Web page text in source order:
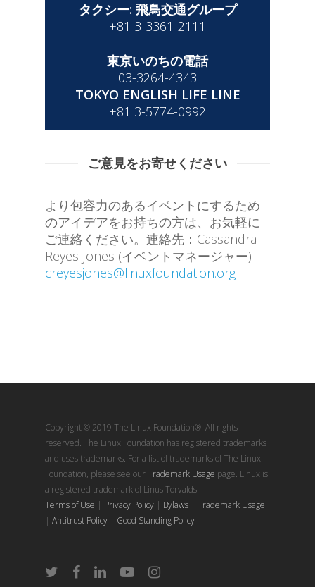
タクシー: 飛鳥交通グループ
+81 3-3361-2111
東京いのちの電話
03-3264-4343
TOKYO ENGLISH LIFE LINE
+81 3-5774-0992
ご意見をお寄せください
より包容力のあるイベントにするため
のアイデアをお持ちの方は、お気軽に
ご連絡ください。連絡先：Cassandra
Reyes Jones (イベントマネージャー)
creyesjones@linuxfoundation.org
Copyright © 2019 The Linux Foundation®. All rights
reserved. The Linux Foundation has registered trademarks
and uses trademarks. For a list of trademarks of The Linux
Foundation, please see ourTrademark Usage page. Linux is
a registered trademark of Linus Torvalds.
Terms of Use | Privacy Policy | Bylaws | Trademark Usage
| Antitrust Policy | Good Standing Policy